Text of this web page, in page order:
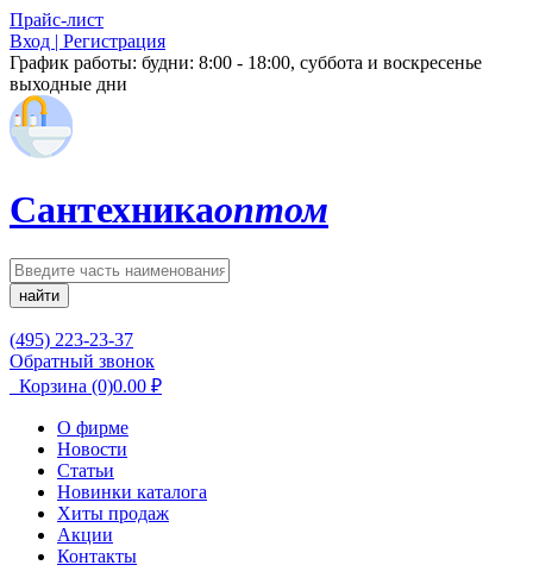
Прайс-лист
Вход | Регистрация
График работы: будни: 8:00 - 18:00, суббота и воскресенье
выходные дни
Сантехникаоптом
найти
(495) 223-23-37
Обратный звонок
Корзина (0)0.00 ₽
О фирме
Новости
Статьи
Новинки каталога
Хиты продаж
Акции
Контакты